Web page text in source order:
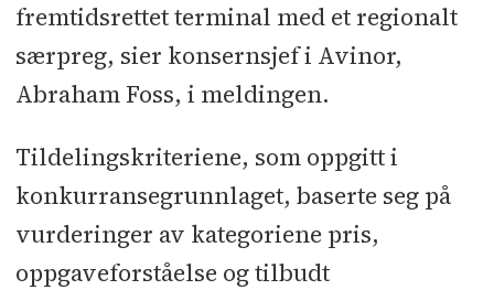
fremtidsrettet terminal med et regionalt
særpreg, sier konsernsjef i Avinor,
Abraham Foss, i meldingen.
Tildelingskriteriene, som oppgitt i
konkurransegrunnlaget, baserte seg på
vurderinger av kategoriene pris,
oppgaveforståelse og tilbudt